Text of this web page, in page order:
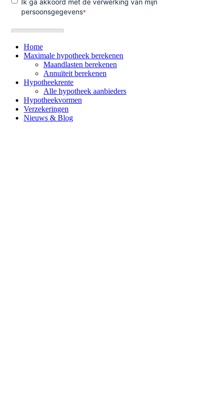
Home
Maximale hypotheek berekenen
Maandlasten berekenen
Annuïteit berekenen
Hypotheekrente
Alle hypotheek aanbieders
Hypotheekvormen
Verzekeringen
Nieuws & Blog